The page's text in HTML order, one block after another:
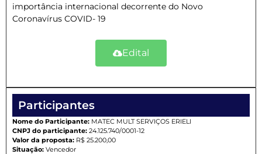
importância internacional decorrente do Novo
Coronavírus COVID- 19
Edital
Participantes
Nome do Participante: MATEC MULT SERVIÇOS ERIELI
CNPJ do participante: 24.125.740/0001-12
Valor da proposta: R$ 25.200,00
Situação: Vencedor